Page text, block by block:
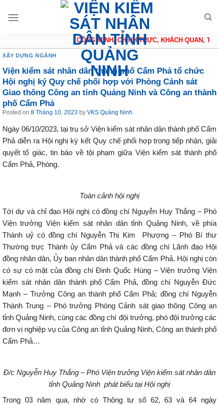
CÔNG MINH, CHÍNH TRỰC, KHÁCH QUAN,
XÂY DỰNG NGÀNH
Viện kiểm sát nhân dân thành phố Cẩm Phả tổ chức
Hội nghị ký Quy chế phối hợp với Phòng Cảnh sát
Giao thông Công an tỉnh Quảng Ninh và Công an thành
phố Cẩm Phả
Posted on 8 Tháng 10, 2023 by VKS Quảng Ninh
Ngày 06/10/2023, tại trụ sở Viện kiểm sát nhân dân thành phố Cẩm
Phả diễn ra Hội nghị ký kết Quy chế phối hợp trong tiếp nhận, giải
quyết tố giác, tin báo về tội phạm giữa Viện kiểm sát thành phố
Cẩm Phả, Phòng.
Toàn cảnh hội nghị
Tới dự và chỉ đạo Hội nghị có đồng chí Nguyễn Huy Thắng – Phó
Viện trưởng Viện kiểm sát nhân dân tỉnh Quảng Ninh, về phía
Thành uỷ có đồng chí Nguyễn Thị Kim Phượng – Phó Bí thư
Thường trực Thành ủy Cẩm Phả và các đồng chí Lãnh đạo Hội
đồng nhân dân, Ủy ban nhân dân thành phố Cẩm Phả. Hội nghị còn
có sự có mặt của đồng chí Đinh Quốc Hùng – Viện trưởng Viện
kiểm sát nhân dân thành phố Cẩm Phả, đồng chí Nguyễn Đức
Mạnh – Trưởng Công an thành phố Cẩm Phả; đồng chí Nguyễn
Thành Trung – Phó trưởng Phòng Cảnh sát giao thông Công an
tỉnh Quảng Ninh, cùng các đồng chí đội trưởng, phó đội trưởng các
đơn vị nghiệp vụ của Công an tỉnh Quảng Ninh, Công an thành phố
Cẩm Phả…
Đ/c Nguyễn Huy Thắng – Phó Viện trưởng Viện kiểm sát nhân dân
tỉnh Quảng Ninh phát biểu tại Hội nghị
Trong 03 năm qua, nhờ có Thông tư số 62, 63 và 64 ngày